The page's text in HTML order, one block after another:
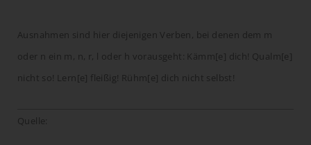
Ausnahmen sind hier diejenigen Verben, bei denen dem m
oder n ein m, n, r, l oder h vorausgeht: Kämm[e] dich! Qualm[e]
nicht so! Lern[e] fleißig! Rühm[e] dich nicht selbst!
Quelle: